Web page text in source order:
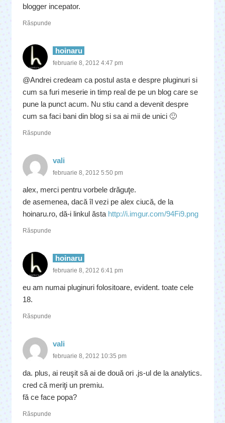
blogger incepator.
Răspunde
hoinaru
februarie 8, 2012 4:47 pm
@Andrei credeam ca postul asta e despre pluginuri si
cum sa furi meserie in timp real de pe un blog care se
pune la punct acum. Nu stiu cand a devenit despre
cum sa faci bani din blog si sa ai mii de unici 🙂
Răspunde
vali
februarie 8, 2012 5:50 pm
alex, merci pentru vorbele drăguţe.
de asemenea, dacă îl vezi pe alex ciucă, de la
hoinaru.ro, dă-i linkul ăsta http://i.imgur.com/94Fi9.png
Răspunde
hoinaru
februarie 8, 2012 6:41 pm
eu am numai pluginuri folositoare, evident. toate cele
18.
Răspunde
vali
februarie 8, 2012 10:35 pm
da. plus, ai reuşit să ai de două ori .js-ul de la analytics.
cred că meriţi un premiu.
fă ce face popa?
Răspunde